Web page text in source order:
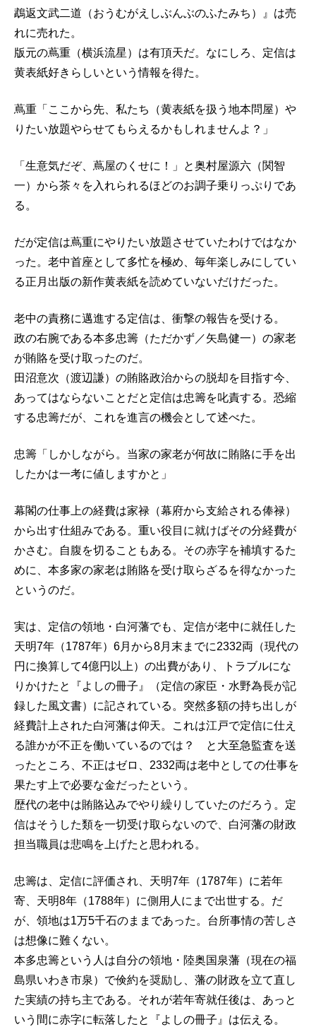
鵡返文武二道（おうむがえしぶんぶのふたみち）』は売
れに売れた。
版元の蔦重（横浜流星）は有頂天だ。なにしろ、定信は
黄表紙好きらしいという情報を得た。
蔦重「ここから先、私たち（黄表紙を扱う地本問屋）や
りたい放題やらせてもらえるかもしれませんよ？」
「生意気だぞ、蔦屋のくせに！」と奥村屋源六（関智
一）から茶々を入れられるほどのお調子乗りっぷりであ
る。
だが定信は蔦重にやりたい放題させていたわけではなか
った。老中首座として多忙を極め、毎年楽しみにしてい
る正月出版の新作黄表紙を読めていないだけだった。
老中の責務に邁進する定信は、衝撃の報告を受ける。
政の右腕である本多忠籌（ただかず／矢島健一）の家老
が賄賂を受け取ったのだ。
田沼意次（渡辺謙）の賄賂政治からの脱却を目指す今、
あってはならないことだと定信は忠籌を叱責する。恐縮
する忠籌だが、これを進言の機会として述べた。
忠籌「しかしながら。当家の家老が何故に賄賂に手を出
したかは一考に値しますかと」
幕閣の仕事上の経費は家禄（幕府から支給される俸禄）
から出す仕組みである。重い役目に就けばその分経費が
かさむ。自腹を切ることもある。その赤字を補填するた
めに、本多家の家老は賄賂を受け取らざるを得なかった
というのだ。
実は、定信の領地・白河藩でも、定信が老中に就任した
天明7年（1787年）6月から8月末までに2332両（現代の
円に換算して4億円以上）の出費があり、トラブルにな
りかけたと『よしの冊子』（定信の家臣・水野為長が記
録した風文書）に記されている。突然多額の持ち出しが
経費計上された白河藩は仰天。これは江戸で定信に仕え
る誰かが不正を働いているのでは？ と大至急監査を送
ったところ、不正はゼロ、2332両は老中としての仕事を
果たす上で必要な金だったという。
歴代の老中は賄賂込みでやり繰りしていたのだろう。定
信はそうした類を一切受け取らないので、白河藩の財政
担当職員は悲鳴を上げたと思われる。
忠籌は、定信に評価され、天明7年（1787年）に若年
寄、天明8年（1788年）に側用人にまで出世する。だ
が、領地は1万5千石のままであった。台所事情の苦しさ
は想像に難くない。
本多忠籌という人は自分の領地・陸奥国泉藩（現在の福
島県いわき市泉）で倹約を奨励し、藩の財政を立て直し
た実績の持ち主である。それが若年寄就任後は、あっと
いう間に赤字に転落したと『よしの冊子』は伝える。